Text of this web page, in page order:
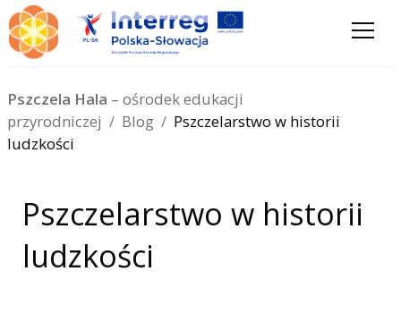
Pszczela Hala – ośrodek edukacji
przyrodniczej / Blog / Pszczelarstwo w historii
ludzkości
Pszczelarstwo w historii
ludzkości